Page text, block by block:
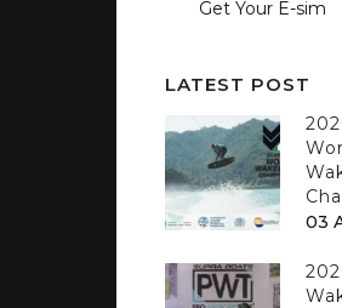
Get Your E-sim
LATEST POST
03